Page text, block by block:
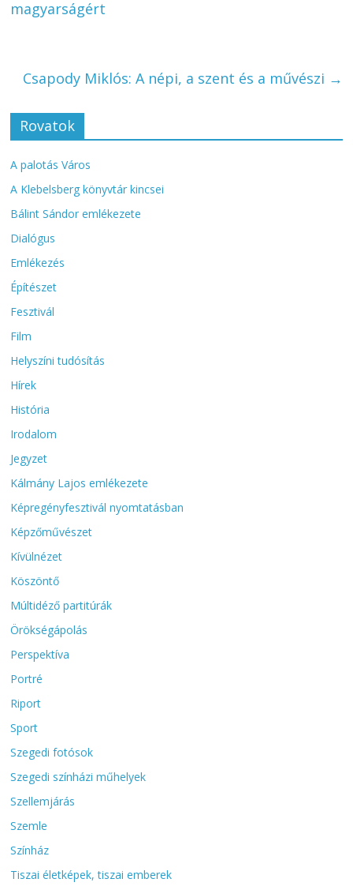
magyarságért
Csapody Miklós: A népi, a szent és a művészi →
Rovatok
A palotás Város
A Klebelsberg könyvtár kincsei
Bálint Sándor emlékezete
Dialógus
Emlékezés
Építészet
Fesztivál
Film
Helyszíni tudósítás
Hírek
História
Irodalom
Jegyzet
Kálmány Lajos emlékezete
Képregényfesztivál nyomtatásban
Képzőművészet
Kívülnézet
Köszöntő
Múltidéző partitúrák
Örökségápolás
Perspektíva
Portré
Riport
Sport
Szegedi fotósok
Szegedi színházi műhelyek
Szellemjárás
Szemle
Színház
Tiszai életképek, tiszai emberek